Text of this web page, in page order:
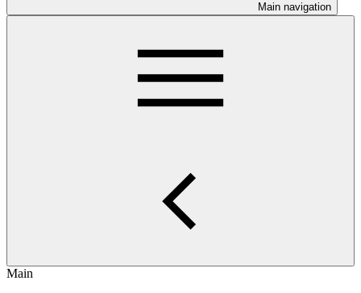
Main navigation
Main